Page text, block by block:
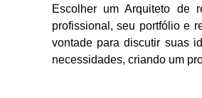
Escolher um Arquiteto de
profissional, seu portfólio e
vontade para discutir suas
necessidades, criando um